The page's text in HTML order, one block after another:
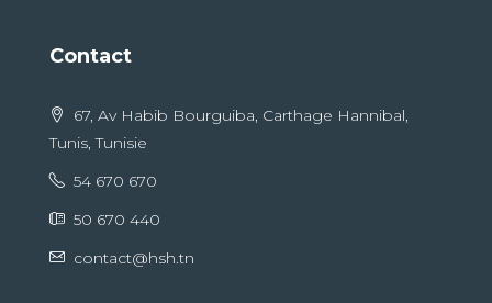
Contact
67, Av Habib Bourguiba, Carthage Hannibal,
Tunis, Tunisie
54 670 670
50 670 440
contact@hsh.tn